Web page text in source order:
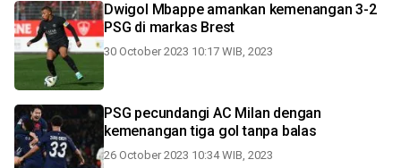
Dwigol Mbappe amankan kemenangan 3-2
PSG di markas Brest
30 October 2023 10:17 WIB, 2023
PSG pecundangi AC Milan dengan
kemenangan tiga gol tanpa balas
26 October 2023 10:34 WIB, 2023